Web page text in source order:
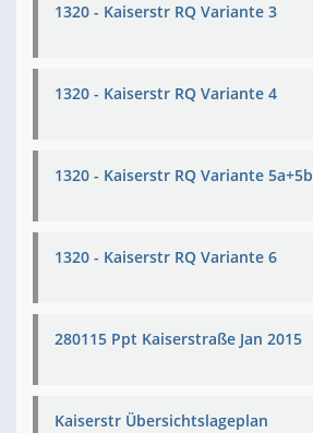
1320 - Kaiserstr RQ Variante 3
1320 - Kaiserstr RQ Variante 4
1320 - Kaiserstr RQ Variante 5a+5b
1320 - Kaiserstr RQ Variante 6
280115 Ppt Kaiserstraße Jan 2015
Kaiserstr Übersichtslageplan